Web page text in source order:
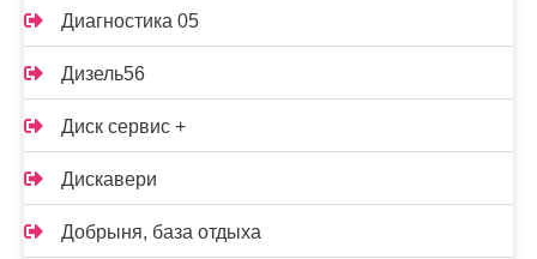
Диагностика 05
Дизель56
Диск сервис +
Дискавери
Добрыня, база отдыха